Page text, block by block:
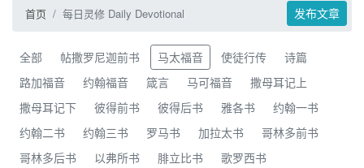
首页 每日灵修 Daily Devotional 发布文章
全部 帖撒罗尼迦前书 马太福音 使徒行传
诗篇
路加福音
约翰福音 箴言 马可福音
撒母耳记上
撒母耳记下
彼得前书 彼得后书 雅各书
约翰一书
约翰二书
约翰三书 罗马书 加拉太书
哥林多前书
哥林多后书
以弗所书 腓立比书
歌罗西书